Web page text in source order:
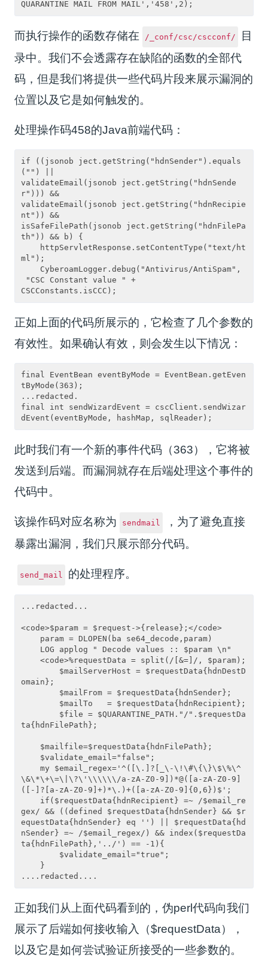
而执行操作的函数存储在 /_conf/csc/cscconf/
目
录中。我们不会透露存在缺陷的函数的全部代
码，但是我们将提供一些代码片段来展示漏洞的
位置以及它是如何触发的。
处理操作码458的Java前端代码：
if ((jsonob ject.getString("hdnSender").equals
("") ||
validateEmail(jsonob ject.getString("hdnSende
r"))) &&
validateEmail(jsonob ject.getString("hdnRecipie
nt")) &&
isSafeFilePath(jsonob ject.getString("hdnFilePa
th")) && b) {
    httpServletResponse.setContentType("text/ht
ml");
    CyberoamLogger.debug("Antivirus/AntiSpam",
"CSC Constant value " +
正如上面的代码所展示的，它检查了几个参数的
有效性。如果确认有效，则会发生以下情况：
final EventBean eventByMode = EventBean.getEven
tByMode(363);
...redacted.
final int sendWizardEvent = cscClient.sendWizar
此时我们有一个新的事件代码（363），它将被
发送到后端。而漏洞就存在后端处理这个事件的
代码中。
该操作码对应名称为 sendmail
，为了避免直接
暴露出漏洞，我们只展示部分代码。
send_mail 的处理程序。
...redacted...
<code>$param = $request->{release};</code>
    param = DLOPEN(ba se64_decode,param)
    LOG applog " Decode values :: $param \n"
    <code>%requestData = split(/[&=]/, $param);
        $mailServerHost = $requestData{hdnDestD
omain};
        $mailFrom = $requestData{hdnSender};
        $mailTo   = $requestData{hdnRecipient};
        $file = $QUARANTINE_PATH."/".$requestDa
ta{hdnFilePath};
    $mailfile=$requestData{hdnFilePath};
    $validate_email="false";
    my $email_regex='^([\.]?[_\-\!\#\{\}\$\%\^
\&\*\+\=\|\?\'\\\\\\/a-zA-Z0-9])*@([a-zA-Z0-9]
([-]?[a-zA-Z0-9]+)*\.)+([a-zA-Z0-9]{0,6})$';
    if($requestData{hdnRecipient} =~ /$email_re
gex/ && ((defined $requestData{hdnSender} && $r
equestData{hdnSender} eq '') || $requestData{hd
nSender} =~ /$email_regex/) && index($requestDa
ta{hdnFilePath},'../') == -1){
        $validate_email="true";
    }
正如我们从上面代码看到的，伪perl代码向我们
展示了后端如何接收输入（$requestData），
以及它是如何尝试验证所接受的一些参数的。